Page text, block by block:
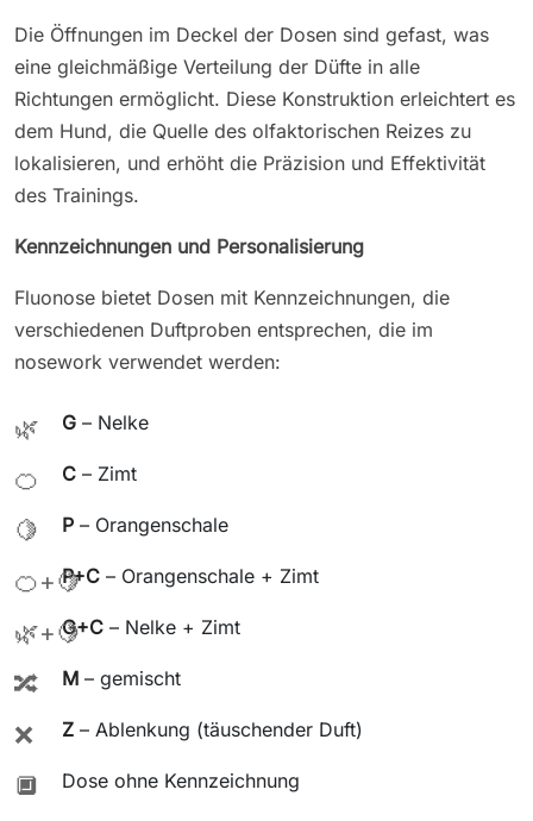
Die Öffnungen im Deckel der Dosen sind gefast, was
eine gleichmäßige Verteilung der Düfte in alle
Richtungen ermöglicht. Diese Konstruktion erleichtert es
dem Hund, die Quelle des olfaktorischen Reizes zu
lokalisieren, und erhöht die Präzision und Effektivität
des Trainings.
Kennzeichnungen und Personalisierung
Fluonose bietet Dosen mit Kennzeichnungen, die
verschiedenen Duftproben entsprechen, die im
nosework verwendet werden:
🌿 G – Nelke
🍊 C – Zimt
🍋 P – Orangenschale
🍊+🍋P+C – Orangenschale + Zimt
🌿+🍋G+C – Nelke + Zimt
🔀 M – gemischt
❌ Z – Ablenkung (täuschender Duft)
🔲 Dose ohne Kennzeichnung